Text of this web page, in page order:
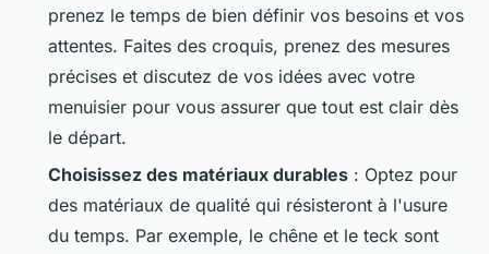
prenez le temps de bien définir vos besoins et vos
attentes. Faites des croquis, prenez des mesures
précises et discutez de vos idées avec votre
menuisier pour vous assurer que tout est clair dès
le départ.
Choisissez des matériaux durables : Optez pour
des matériaux de qualité qui résisteront à l'usure
du temps. Par exemple, le chêne et le teck sont